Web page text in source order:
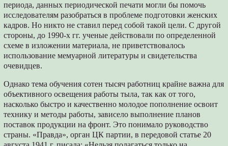
периода, данных периодической печати могли бы помочь
исследователям разобраться в проблеме подготовки женских
кадров. Но никто не ставил перед собой такой цели. С другой
стороны, до 1990-х гг. ученые действовали по определенной
схеме в изложении материала, не приветствовалось
использование мемуарной литературы и свидетельства
очевидцев.
Однако тема обучения сотен тысяч работниц крайне важна для
объективного освещения работы тыла, так как от того,
насколько быстро и качественно молодое пополнение освоит
технику и методы работы, зависело выполнение планов
поставок продукции на фронт. Это понимало руководство
страны. «Правда», орган ЦК партии, в передовой статье 20